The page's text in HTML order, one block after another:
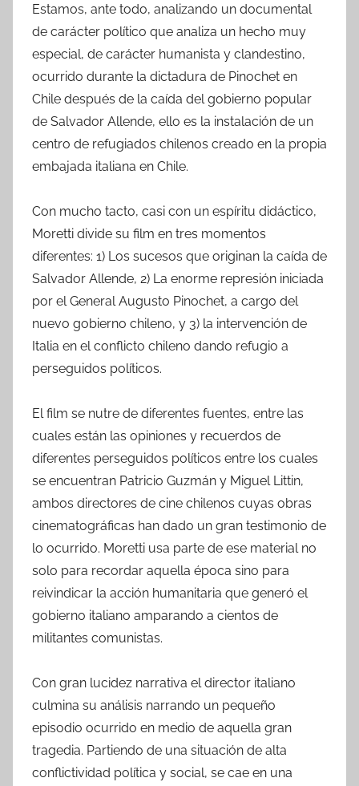
Estamos, ante todo, analizando un documental
de carácter político que analiza un hecho muy
especial, de carácter humanista y clandestino,
ocurrido durante la dictadura de Pinochet en
Chile después de la caída del gobierno popular
de Salvador Allende, ello es la instalación de un
centro de refugiados chilenos creado en la propia
embajada italiana en Chile.
Con mucho tacto, casi con un espíritu didáctico,
Moretti divide su film en tres momentos
diferentes: 1) Los sucesos que originan la caída de
Salvador Allende, 2) La enorme represión iniciada
por el General Augusto Pinochet, a cargo del
nuevo gobierno chileno, y 3) la intervención de
Italia en el conflicto chileno dando refugio a
perseguidos políticos.
El film se nutre de diferentes fuentes, entre las
cuales están las opiniones y recuerdos de
diferentes perseguidos políticos entre los cuales
se encuentran Patricio Guzmán y Miguel Littin,
ambos directores de cine chilenos cuyas obras
cinematográficas han dado un gran testimonio de
lo ocurrido. Moretti usa parte de ese material no
solo para recordar aquella época sino para
reivindicar la acción humanitaria que generó el
gobierno italiano amparando a cientos de
militantes comunistas.
Con gran lucidez narrativa el director italiano
culmina su análisis narrando un pequeño
episodio ocurrido en medio de aquella gran
tragedia. Partiendo de una situación de alta
conflictividad política y social, se cae en una